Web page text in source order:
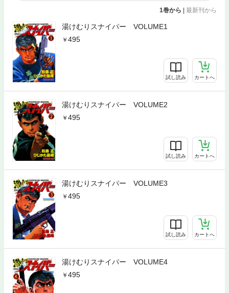
1巻から | 最新刊から
湯けむりスナイパー VOLUME1
495
試し読み カートへ
湯けむりスナイパー VOLUME2
495
試し読み カートへ
湯けむりスナイパー VOLUME3
495
試し読み カートへ
湯けむりスナイパー VOLUME4
495